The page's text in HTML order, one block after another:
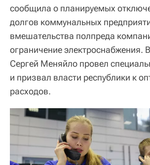
сообщила о планируемых
долгов коммунальных
вмешательства полпреда
ограничение электроснабжения.
Сергей Меняйло провел
и призвал власти республики к
расходов.